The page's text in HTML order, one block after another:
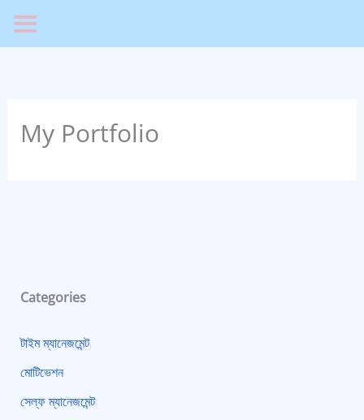
My Portfolio
Categories
টাইম ম্যানেজমেন্ট
মোটিভেশন
সেল্ফ ম্যানেজমেন্ট
Facebook
Instagram
Twitter